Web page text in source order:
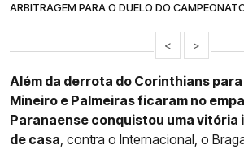
ARBITRAGEM PARA O DUELO DO
< >
Além da derrota do Corinthians
Mineiro e Palmeiras ficaram no
Paranaense conquistou uma
de casa, contra o Internacional, o